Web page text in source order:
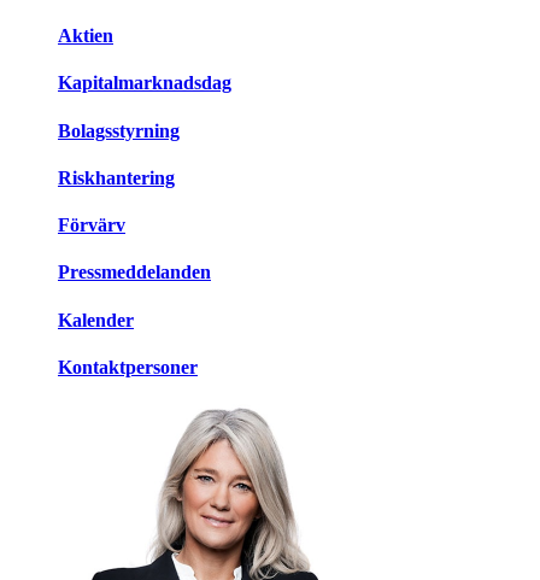
Aktien
Kapitalmarknadsdag
Bolagsstyrning
Riskhantering
Förvärv
Pressmeddelanden
Kalender
Kontaktpersoner